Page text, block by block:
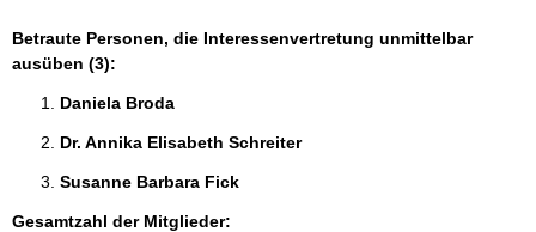
Betraute Personen, die Interessenvertretung unmittelbar
ausüben (3):
Daniela Broda
Dr. Annika Elisabeth Schreiter
Susanne Barbara Fick
Gesamtzahl der Mitglieder: